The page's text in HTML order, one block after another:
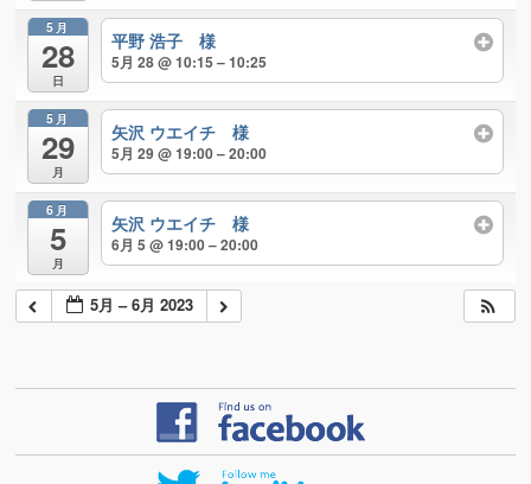
5月
28
日
平野 浩子 様
5月 28 @ 10:15 – 10:25
5月
29
月
矢沢 ウエイチ 様
5月 29 @ 19:00 – 20:00
6月
5
月
矢沢 ウエイチ 様
6月 5 @ 19:00 – 20:00
5月 – 6月 2023